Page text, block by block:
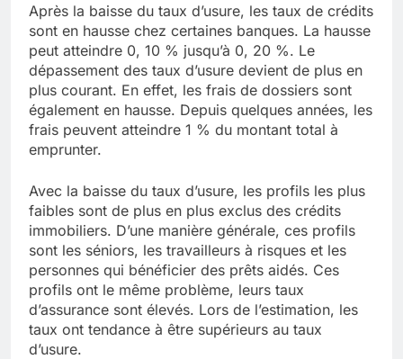
Après la baisse du taux d’usure, les taux de crédits
sont en hausse chez certaines banques. La hausse
peut atteindre 0, 10 % jusqu’à 0, 20 %. Le
dépassement des taux d’usure devient de plus en
plus courant. En effet, les frais de dossiers sont
également en hausse. Depuis quelques années, les
frais peuvent atteindre 1 % du montant total à
emprunter.
Avec la baisse du taux d’usure, les profils les plus
faibles sont de plus en plus exclus des crédits
immobiliers. D’une manière générale, ces profils
sont les séniors, les travailleurs à risques et les
personnes qui bénéficier des prêts aidés. Ces
profils ont le même problème, leurs taux
d’assurance sont élevés. Lors de l’estimation, les
taux ont tendance à être supérieurs au taux
d’usure.